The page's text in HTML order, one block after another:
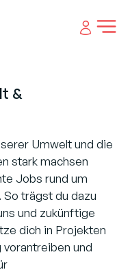
Open
&
Umwelt und die
stark machsen
Jobs rund um
So trägst du dazu
und zukünftige
dich in Projekten
vorantreiben und